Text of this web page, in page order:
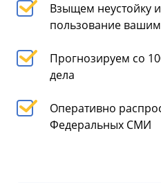
Взыщем неустойку
пользование
Прогнозируем со
дела
Оперативно
Федеральных СМИ